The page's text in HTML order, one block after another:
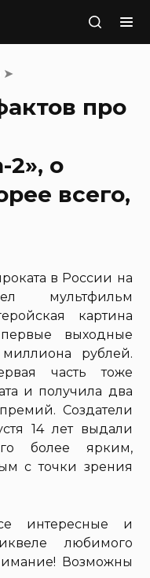
Поиск
➤
про
2», о
всего,
в России на
мультфильм
картина
выходные
миллиона рублей.
часть тоже
и получила два
Создатели
14 лет выдали
более ярким,
с точки зрения
интересные и
любимого
Возможны